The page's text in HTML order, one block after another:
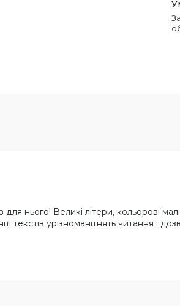
Законом не передбачено повернення та
нього! Великі літери, кольорові
урізноманітнять читання і